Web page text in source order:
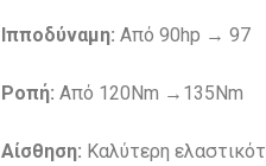
Ιπποδύναμη: Από 90hp → 97
Ροπή: Από 120Nm →135Nm
Αίσθηση: Καλύτερη